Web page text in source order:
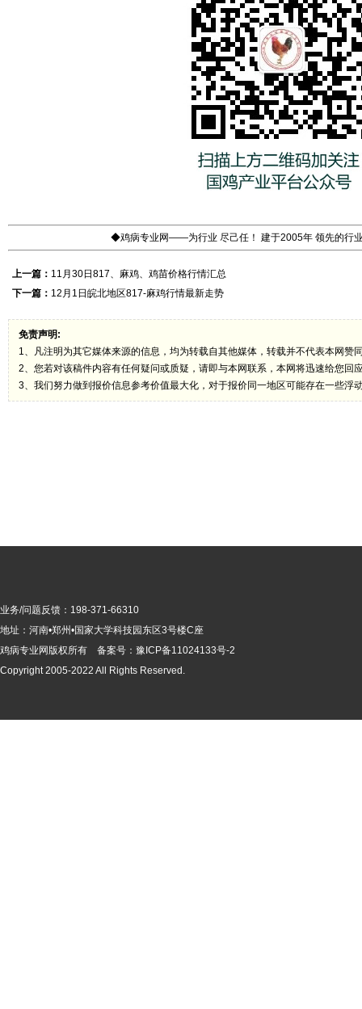
◆鸡病专业网——为行业 尽己任！ 建于2005年 领先的行
上一篇： 11月30日817、麻鸡、鸡苗价格行情汇总
下一篇： 12月1日皖北地区817-麻鸡行情最新走势
免责声明:
1、凡注明为其它媒体来源的信息，均为转载自其他媒体，转载并不代表本网赞
2、您若对该稿件内容有任何疑问或质疑，请即与本网联系，本网将迅速给您回
3、我们努力做到报价信息参考价值最大化，对于报价同一地区可能存在一些浮
业务/问题反馈：198-371-66310
地址：河南•郑州•国家大学科技园东区3号楼C座
鸡病专业网版权所有 备案号： 豫ICP备11024133号-2
Copyright 2005-2022 All Rights Reserved.